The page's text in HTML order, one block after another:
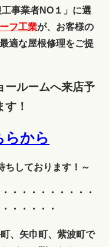
事業者NO１」に選
フ工業が、お客様の
適な屋根修理をご提
ルームへ来店予
！
らから
ちしております！～
・・・・・・・・・・
・・・・・
、矢巾町、紫波町で